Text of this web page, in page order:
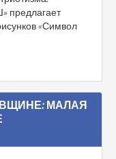
предлагает
«Символ
МАЛАЯ